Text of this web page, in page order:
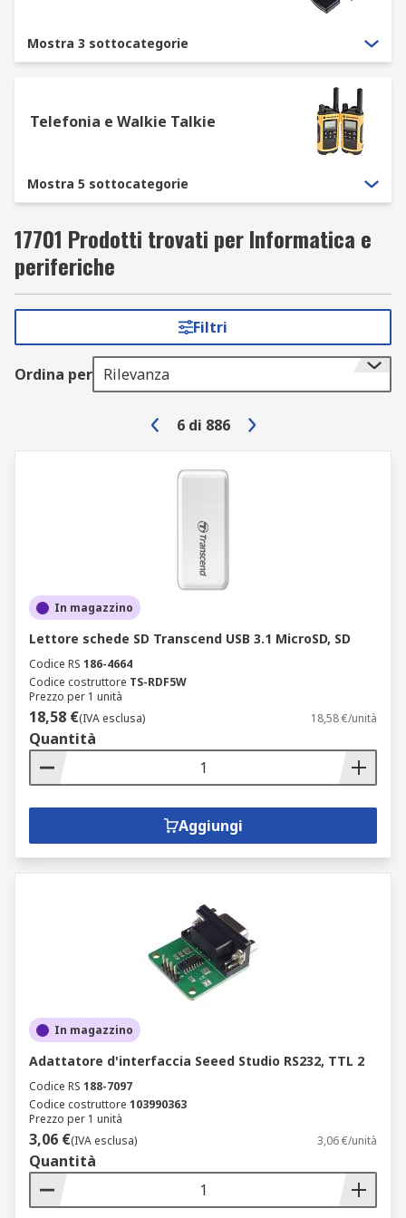
Mostra 3 sottocategorie
Telefonia e Walkie Talkie
Mostra 5 sottocategorie
17701 Prodotti trovati per Informatica e
periferiche
Filtri
Ordina per Rilevanza
6 di 886
In magazzino
Lettore schede SD Transcend USB 3.1 MicroSD, SD
Codice RS 186-4664
Codice costruttore TS-RDF5W
Prezzo per 1 unità
18,58 €(IVA esclusa) 18,58 €/unità
Quantità
Aggiungi
In magazzino
Adattatore d'interfaccia Seeed Studio RS232, TTL 2
Codice RS 188-7097
Codice costruttore 103990363
Prezzo per 1 unità
3,06 €(IVA esclusa) 3,06 €/unità
Quantità